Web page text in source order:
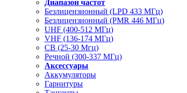
Диапазон частот
Безлицензионный (LPD 433 МГц)
Безлицензионный (PMR 446 МГц)
UHF (400-512 МГц)
VHF (136-174 МГц)
CB (25-30 Мгц)
Речной (300-337 МГц)
Аксессуары
Аккумуляторы
Гарнитуры